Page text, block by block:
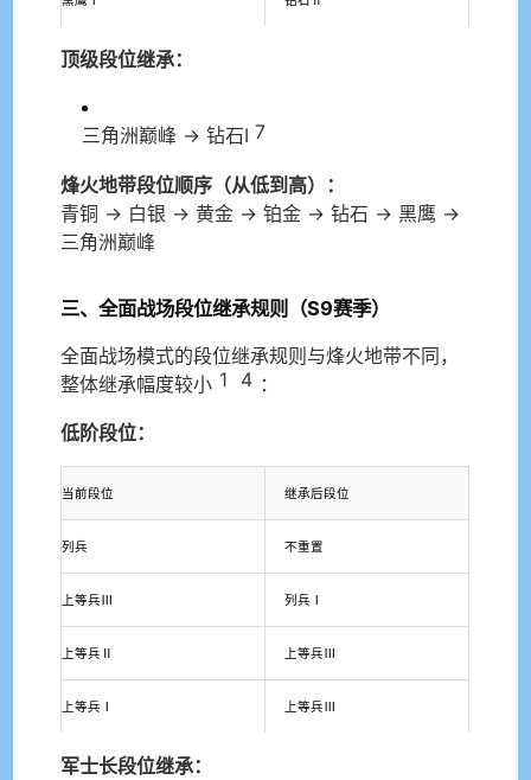
顶级段位继承：
三角洲巅峰 → 钻石Ⅰ 7
烽火地带段位顺序（从低到高）：
青铜 → 白银 → 黄金 → 铂金 → 钻石 → 黑鹰 →
三角洲巅峰
三、全面战场段位继承规则（S9赛季）
全面战场模式的段位继承规则与烽火地带不同，
整体继承幅度较小 1 4 ：
低阶段位：
当前段位 继承后段位
列兵 不重置
上等兵Ⅲ 列兵Ⅰ
上等兵Ⅱ 上等兵Ⅲ
上等兵Ⅰ 上等兵Ⅲ
军士长段位继承：